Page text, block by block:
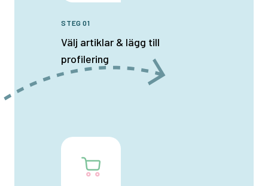
STEG 01
Välj artiklar & lägg till
profilering